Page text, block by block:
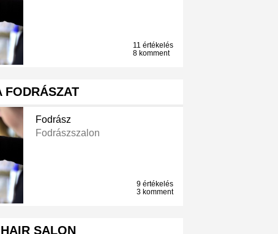
11 értékelés
8 komment
FODRÁSZAT
Fodrász
Fodrászszalon
9 értékelés
3 komment
SALON